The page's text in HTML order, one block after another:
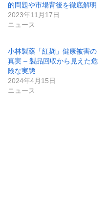
的問題や市場背後を徹底解明
2023年11月17日
ニュース
小林製薬「紅麹」健康被害の
真実 – 製品回収から見えた危
険な実態
2024年4月15日
ニュース